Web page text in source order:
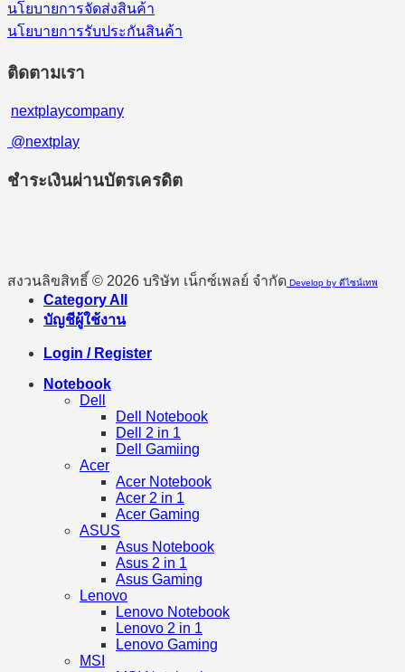
นโยบายการจัดส่งสินค้า
นโยบายการรับประกันสินค้า
ติดตามเรา
nextplaycompany
@nextplay
ชำระเงินผ่านบัตรเครดิต
สงวนลิขสิทธิ์ © 2026 บริษัท เน็กซ์เพลย์ จำกัด Develop by ดีไซน์เทพ
Category All
บัญชีผู้ใช้งาน
Login / Register
Notebook
Dell
Dell Notebook
Dell 2 in 1
Dell Gamiing
Acer
Acer Notebook
Acer 2 in 1
Acer Gaming
ASUS
Asus Notebook
Asus 2 in 1
Asus Gaming
Lenovo
Lenovo Notebook
Lenovo 2 in 1
Lenovo Gaming
MSI